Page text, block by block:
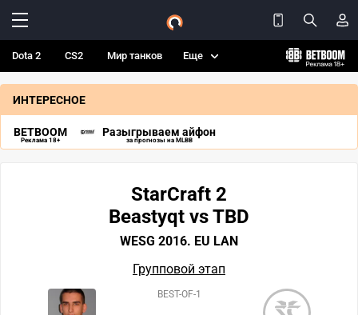
Dota 2 CS2 Мир танков Еще
ИНТЕРЕСНОЕ
BETBOOM
Реклама 18+
Разыгрываем айфон
за прогнозы на MLBB
StarCraft 2
Beastyqt vs TBD
WESG 2016. EU LAN
Групповой этап
BEST-OF-1